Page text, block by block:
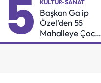
5 KÜLTÜR-SANAT
Başkan Galip
Özel'den 55
Mahalleye Çocuk
Şenliği